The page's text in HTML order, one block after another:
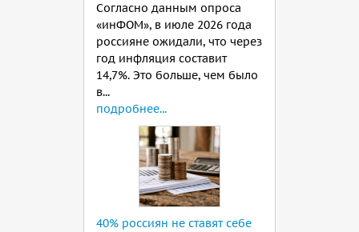
Согласно данным опроса
«инФОМ», в июле 2026 года
россияне ожидали, что через
год инфляция составит
14,7%. Это больше, чем было
в...
подробнее...
40% россиян не ставят себе